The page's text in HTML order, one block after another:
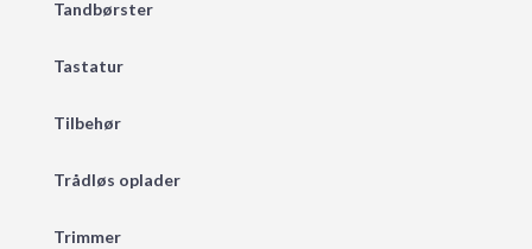
Tandbørster
Tastatur
Tilbehør
Trådløs oplader
Trimmer